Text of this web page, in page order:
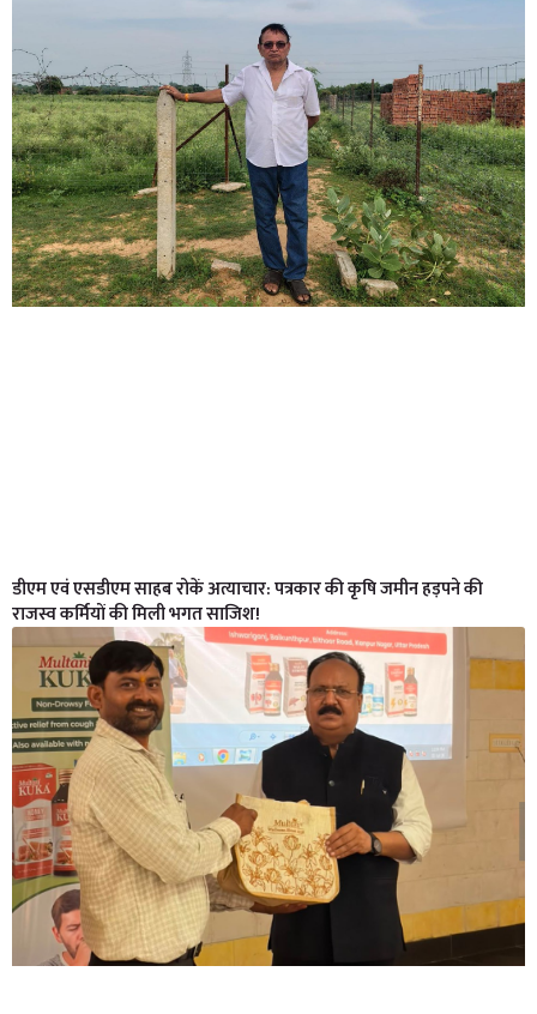
डीएम एवं एसडीएम साहब रोकें अत्याचार: पत्रकार की कृषि जमीन हड़पने की
राजस्व कर्मियों की मिली भगत साजिश!